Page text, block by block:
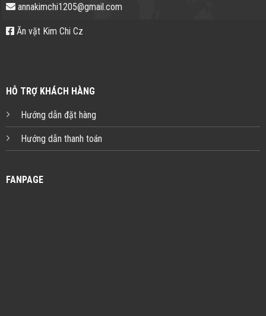
annakimchi1205@gmail.com
Ăn vặt Kim Chi Cz
HỖ TRỢ KHÁCH HÀNG
Hướng dẫn đặt hàng
Hướng dẫn thanh toán
FANPAGE